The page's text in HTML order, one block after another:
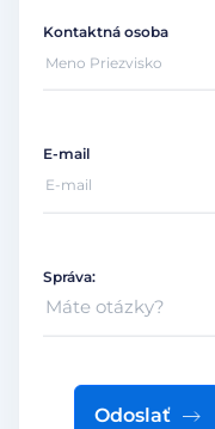
Kontaktná osoba
E-mail
Správa:
Odoslať